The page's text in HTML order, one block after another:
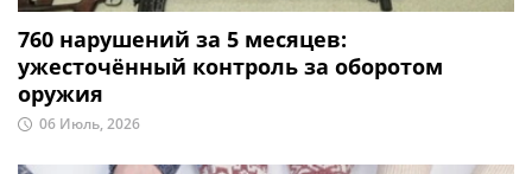
760 нарушений за 5 месяцев:
ужесточённый контроль за оборотом
оружия
06 Июль, 2026